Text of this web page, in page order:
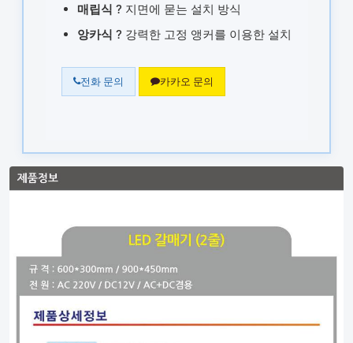
매립식 ? 지면에 묻는 설치 방식
앙카식 ? 강력한 고정 앵커를 이용한 설치
전화 문의 카카오 문의